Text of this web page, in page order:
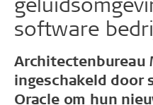
software
Architectenbureau
ingeschakeld door
Oracle om hun